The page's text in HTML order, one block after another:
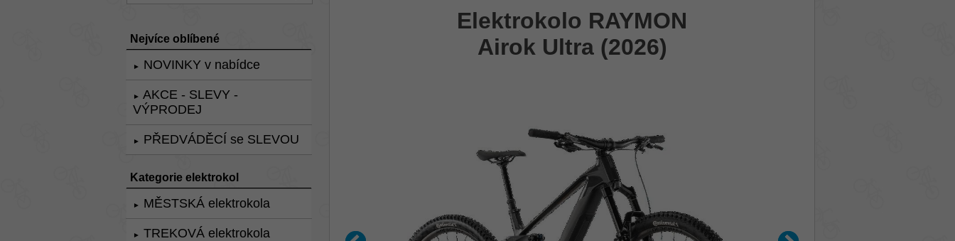
Nejvíce oblíbené
► NOVINKY v nabídce
►
AKCE - SLEVY -
VÝPRODEJ
► PŘEDVÁDĚCÍ se SLEVOU
Kategorie elektrokol
► MĚSTSKÁ elektrokola
► TREKOVÁ elektrokola
Elektrokolo RAYMON
Airok Ultra (2026)